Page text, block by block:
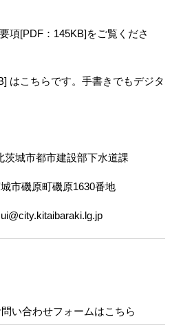
要項[PDF：145KB]をご覧くださ
はこちらです。手書きでもデジタ
茨城市都市建設部下水道課
原1630番地
い合わせフォームはこちら